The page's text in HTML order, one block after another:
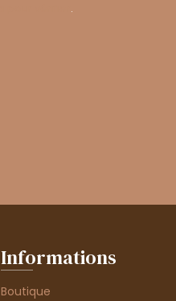
.
Informations
Boutique